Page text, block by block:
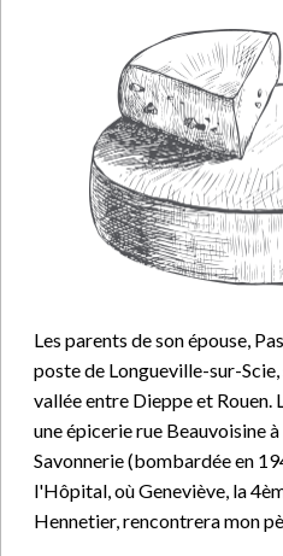
Les parents de son épouse,
poste de Longueville-sur-
vallée entre Dieppe et Rouen.
une épicerie rue Beauvoisine
Savonnerie (bombardée en
l'Hôpital, où Geneviève, la
Hennetier, rencontrera mon